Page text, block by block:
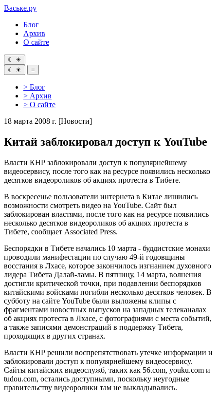
Ваське.ру
Блог
Архив
О сайте
☾
☀
☾
☀ ≡
> Блог
> Архив
> О сайте
18 марта 2008 г. [Новости]
Китай заблокировал доступ к YouTube
Власти КНР заблокировали доступ к популярнейшему
видеосервису, после того как на ресурсе появились несколько
десятков видеороликов об акциях протеста в Тибете.
В воскресенье пользователи интернета в Китае лишились
возможности смотреть видео на YouTube. Сайт был
заблокирован властями, после того как на ресурсе появились
несколько десятков видеороликов об акциях протеста в
Тибете, сообщает Associated Press.
Беспорядки в Тибете начались 10 марта - буддистские монахи
проводили манифестации по случаю 49-й годовщины
восстания в Лхасе, которое закончилось изгнанием духовного
лидера Тибета Далай-ламы. В пятницу, 14 марта, волнения
достигли критической точки, при подавлении беспорядков
китайскими войсками погибли несколько десятков человек. В
субботу на сайте YouTube были выложены клипы с
фрагментами новостных выпусков на западных телеканалах
об акциях протеста в Лхасе, с фотографиями с места событий,
а также записями демонстраций в поддержку Тибета,
проходящих в других странах.
Власти КНР решили воспрепятствовать утечке информации и
заблокировали доступ к популярнейшему видеосервису.
Сайты китайских видеослужб, таких как 56.com, youku.com и
tudou.com, остались доступными, поскольку неугодные
правительству видеоролики там не выкладывались.